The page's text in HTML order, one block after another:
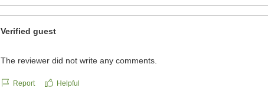
reviewId=33123478247725
Verified guest
The reviewer did not write any comments.
Report Helpful